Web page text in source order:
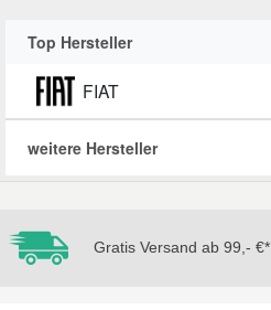
Top Hersteller
FIAT
weitere Hersteller
Gratis Versand ab 99,- €*
Scheibenreinigung
Zündanlage und Glühanlage
Reparatur-Zubehör
Karosserie Werkzeug
Schlüsselgehäuse
Werkstattbedarf
Winter-Autozubehör
Daewoo Ersatzteile
Daihatsu Ersatzteile